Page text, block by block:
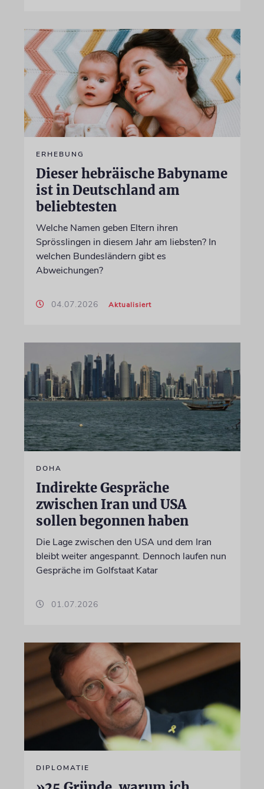
ERHEBUNG
Dieser hebräische Babyname
ist in Deutschland am
beliebtesten
Welche Namen geben Eltern ihren
Sprösslingen in diesem Jahr am liebsten? In
welchen Bundesländern gibt es
Abweichungen?
04.07.2026 Aktualisiert
DOHA
Indirekte Gespräche
zwischen Iran und USA
sollen begonnen haben
Die Lage zwischen den USA und dem Iran
bleibt weiter angespannt. Dennoch laufen nun
Gespräche im Golfstaat Katar
01.07.2026
DIPLOMATIE